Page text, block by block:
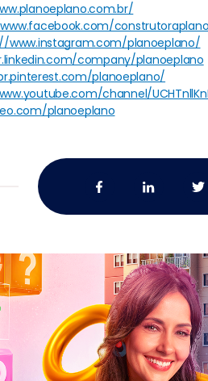
www.instagram.com/planoeplano/
company/planoeplano
planoeplano/
channel/
planoeplano